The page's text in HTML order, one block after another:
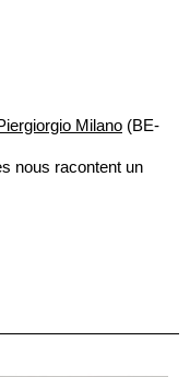
Milano (BE-
nous racontent un